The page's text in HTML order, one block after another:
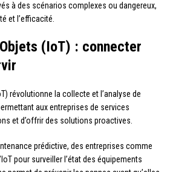
à des scénarios complexes ou dangereux,
et l’efficacité.
(IoT) : connecter
révolutionne la collecte et l’analyse de
aux entreprises de services
et d’offrir des solutions proactives.
prédictive, des entreprises comme
pour surveiller l’état des équipements